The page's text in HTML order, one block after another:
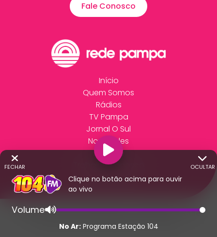
Fale Conosco
Início
Quem Somos
Rádios
TV Pampa
Jornal O Sul
Novidades
Anuncie
Trabalhe Conosco
Fale Conosco
© 2026 - Direitos Reservados - Rádio 104 - Rede
Pampa de Comunicação | RS - Brasil.
OCULTAR
FECHAR
Clique no botão acima para ouvir
ao vivo
Volume
No Ar:Programa Estação 104